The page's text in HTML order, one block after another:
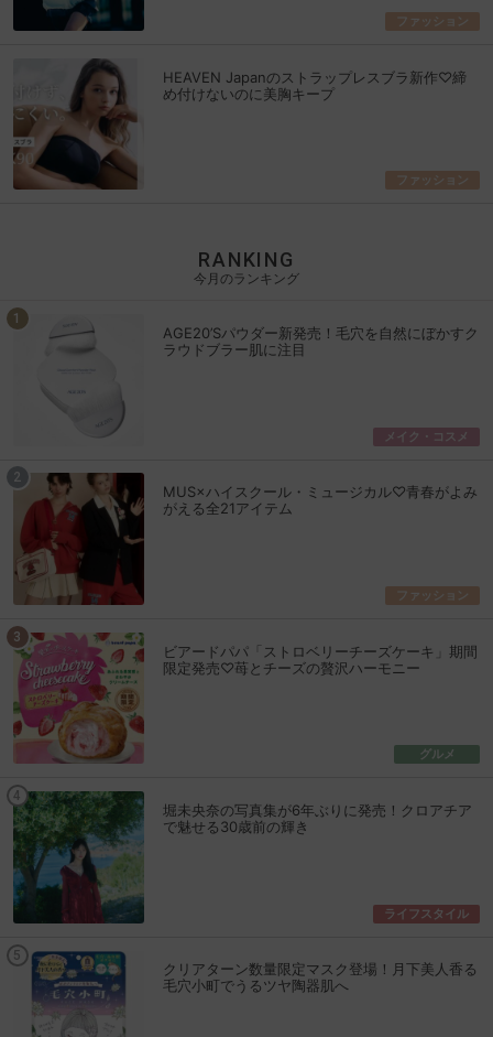
ファッション
HEAVEN Japanのストラップレスブラ新作♡締
め付けないのに美胸キープ
ファッション
RANKING
今月のランキング
AGE20’Sパウダー新発売！毛穴を自然にぼかすク
ラウドブラー肌に注目
メイク・コスメ
MUS×ハイスクール・ミュージカル♡青春がよみ
がえる全21アイテム
ファッション
ビアードパパ「ストロベリーチーズケーキ」期間
限定発売♡苺とチーズの贅沢ハーモニー
グルメ
堀未央奈の写真集が6年ぶりに発売！クロアチア
で魅せる30歳前の輝き
ライフスタイル
クリアターン数量限定マスク登場！月下美人香る
毛穴小町でうるツヤ陶器肌へ